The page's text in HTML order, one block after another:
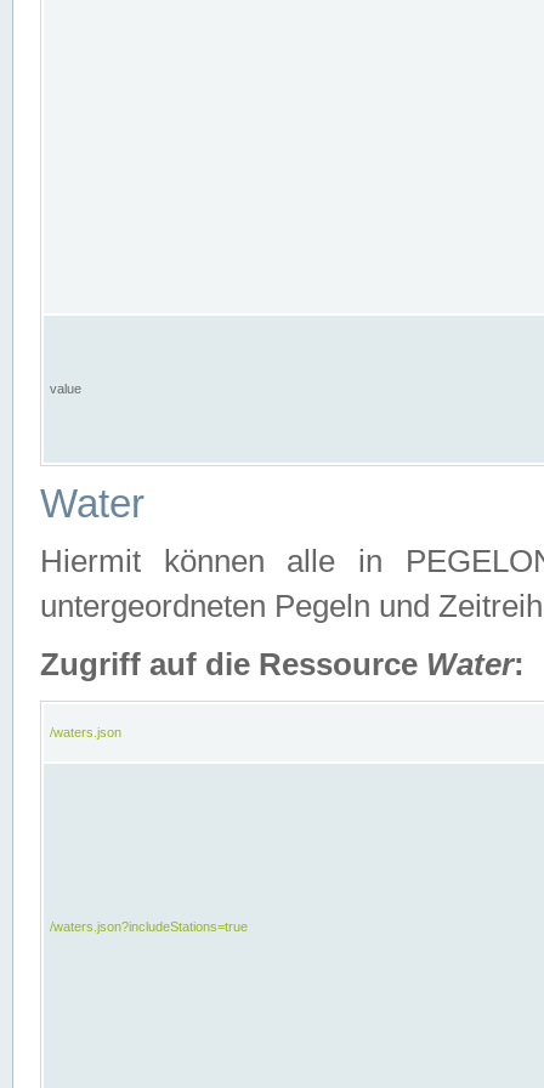
value
Water
Hiermit können alle in
untergeordneten Pegeln und
Zugriff auf die Ressource Water:
/waters.json
/waters.json?includeStations=true